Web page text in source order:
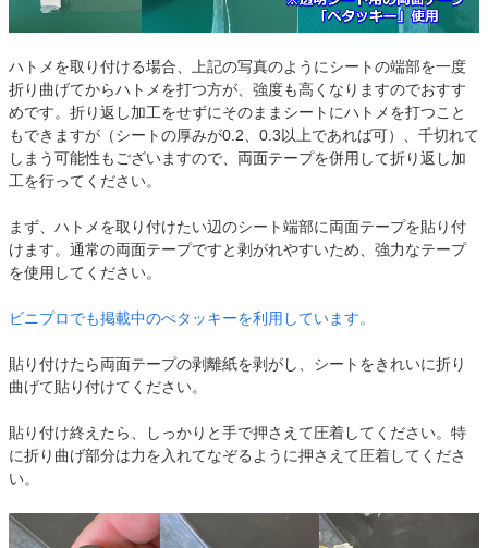
ハトメを取り付ける場合、上記の写真のようにシートの端部を一度
折り曲げてからハトメを打つ方が、強度も高くなりますのでおすす
めです。折り返し加工をせずにそのままシートにハトメを打つこと
もできますが（シートの厚みが0.2、0.3以上であれば可）、千切れて
しまう可能性もございますので、両面テープを併用して折り返し加
工を行ってください。
まず、ハトメを取り付けたい辺のシート端部に両面テープを貼り付
けます。通常の両面テープですと剥がれやすいため、強力なテープ
を使用してください。
ビニプロでも掲載中のぺタッキーを利用しています。
貼り付けたら両面テープの剥離紙を剥がし、シートをきれいに折り
曲げて貼り付けてください。
貼り付け終えたら、しっかりと手で押さえて圧着してください。特
に折り曲げ部分は力を入れてなぞるように押さえて圧着してくださ
い。